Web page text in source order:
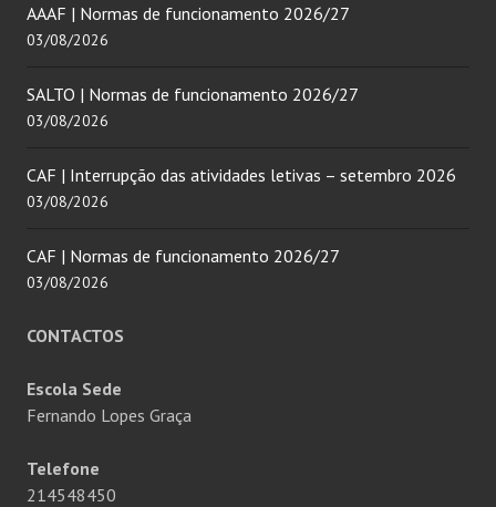
AAAF | Normas de funcionamento 2026/27
03/08/2026
SALTO | Normas de funcionamento 2026/27
03/08/2026
CAF | Interrupção das atividades letivas – setembro 2026
03/08/2026
CAF | Normas de funcionamento 2026/27
03/08/2026
CONTACTOS
Escola Sede
Fernando Lopes Graça
Telefone
214548450